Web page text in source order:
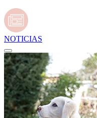
NOTICIAS